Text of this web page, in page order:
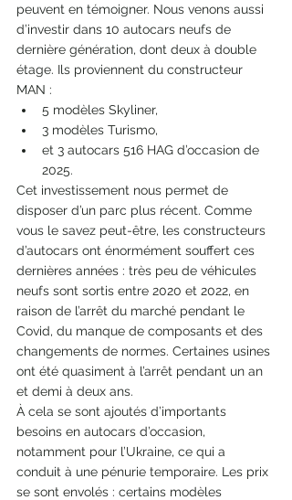
peuvent en témoigner. Nous venons aussi
d’investir dans 10 autocars neufs de
dernière génération, dont deux à double
étage. Ils proviennent du constructeur
MAN :
5 modèles Skyliner,
3 modèles Turismo,
et 3 autocars 516 HAG d’occasion de
2025.
Cet investissement nous permet de
disposer d’un parc plus récent. Comme
vous le savez peut-être, les constructeurs
d’autocars ont énormément souffert ces
dernières années : très peu de véhicules
neufs sont sortis entre 2020 et 2022, en
raison de l’arrêt du marché pendant le
Covid, du manque de composants et des
changements de normes. Certaines usines
ont été quasiment à l’arrêt pendant un an
et demi à deux ans.
À cela se sont ajoutés d’importants
besoins en autocars d’occasion,
notamment pour l’Ukraine, ce qui a
conduit à une pénurie temporaire. Les prix
se sont envolés : certains modèles